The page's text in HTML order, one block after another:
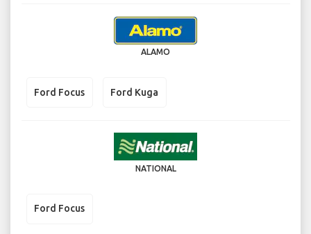
ALAMO
Ford Focus Ford Kuga
NATIONAL
Ford Focus